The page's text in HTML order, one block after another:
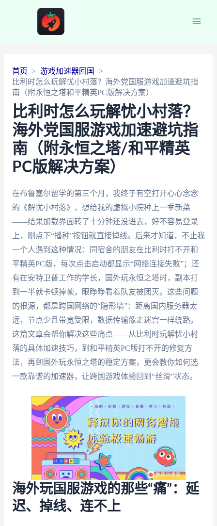
首页
游戏加速器回国
比利时怎么玩解忧小村落？海外党国服游戏加速避坑指
南（附永恒之塔和平精英PC版解决方案）
比利时怎么玩解忧小村落？
海外党国服游戏加速避坑指
南（附永恒之塔/和平精英
PC版解决方案）
在布鲁塞尔留学的第三个月，我终于有空打开心心念念
的《解忧小村落》，想给我的虚拟小院种上一季新菜
——结果加载界面转了十分钟还没进去，好不容易登录
上，刚点下“播种”按钮就直接掉线。后来才知道，不止我
一个人遇到这种情况：同宿舍的朋友在比利时打不开和
平精英PC版，每次点击启动都显示“网络连接失败”；还
有在安特卫普工作的学长，国外玩永恒之塔时，副本打
到一半就卡顿掉帧，眼睁睁看着队友被团灭。这些问题
的根源，都是跨国网络的“隐形墙”：距离国内服务器太
远，节点少且带宽受限，数据传输像走迷宫一样绕路。
这篇文章会帮你解决这些痛点——从比利时玩解忧小村
落的具体加速技巧，到和平精英PC版打不开的修复方
法，再到国外玩永恒之塔的稳定方案，更会教你如何选
一款靠谱的加速器，让跨国游戏体验回到“丝滑”状态。
海外玩国服游戏的那些“痛”：延
迟、掉线、连不上